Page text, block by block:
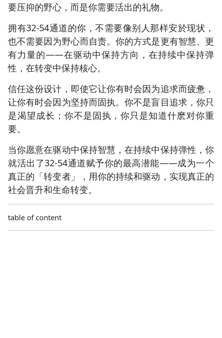
要压抑的野心，而是你需要活出的礼物。
拥有32-54通道的你，不需要像别人那样安於现状，
也不需要因为野心而自责。你的方式是更有智慧、更
有力量的——在驱动中保持方向，在持续中保持弹
性，在转变中保持核心。
信任这份设计，即使它让你有时会因为追求而疲惫，
让你有时会因为坚持而固执。你不是盲目追求，你只
是渴望成长；你不是固执，你只是知道什麽对你重
要。
当你愿意在驱动中保持智慧，在持续中保持弹性，你
就活出了32-54通道赋予你的最高潜能——成为一个
真正的「转变者」，用你的持续和驱动，实现真正的
社会晋升和生命转变。
table of content